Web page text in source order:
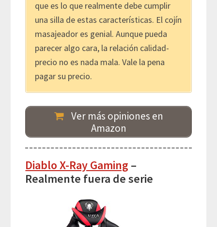
que es lo que realmente debe cumplir
una silla de estas características. El cojín
masajeador es genial. Aunque pueda
parecer algo cara, la relación calidad-
precio no es nada mala. Vale la pena
pagar su precio.
Ver más opiniones en
Amazon
Diablo X-Ray Gaming –
Realmente fuera de serie